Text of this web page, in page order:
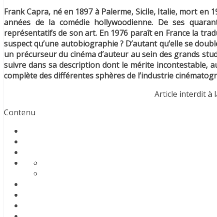
Frank Capra, né en 1897 à Palerme, Sicile, Italie, mort en
années de la comédie hollywoodienne. De ses
représentatifs de son art. En 1976 paraît en France la
suspect qu’une autobiographie ? D’autant qu’elle se
un précurseur du cinéma d’auteur au sein des grands
suivre dans sa description dont le mérite incontestable,
complète des différentes sphères de l’industrie
Article interdit à
Contenu